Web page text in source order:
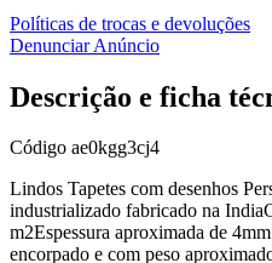
Políticas de trocas e devoluções
Denunciar Anúncio
Descrição e ficha
Código ae0kgg3cj4
Lindos Tapetes com desenhos
industrializado fabricado na
m2Espessura aproximada de
encorpado e com peso